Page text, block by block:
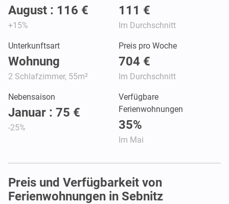
August : 116 €
+15%
111 €
Im Durchschnitt
Unterkunftsart
Wohnung
2 Schlafzimmer, 55m²
Preis pro Woche
704 €
Im Durchschnitt
Nebensaison
Januar : 75 €
-25%
Verfügbare
Ferienwohnungen
35%
Im Mai
Preis und Verfügbarkeit von
Ferienwohnungen in Sebnitz